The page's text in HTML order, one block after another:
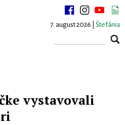
7. august 2026 | Štefánia
vystavovali